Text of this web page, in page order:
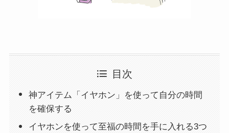
目次
神アイテム「イヤホン」を使って自分の時間
を確保する
イヤホンを使って至福の時間を手に入れる3つ